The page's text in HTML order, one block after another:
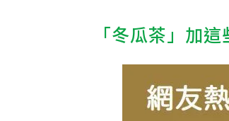
「冬瓜茶」加